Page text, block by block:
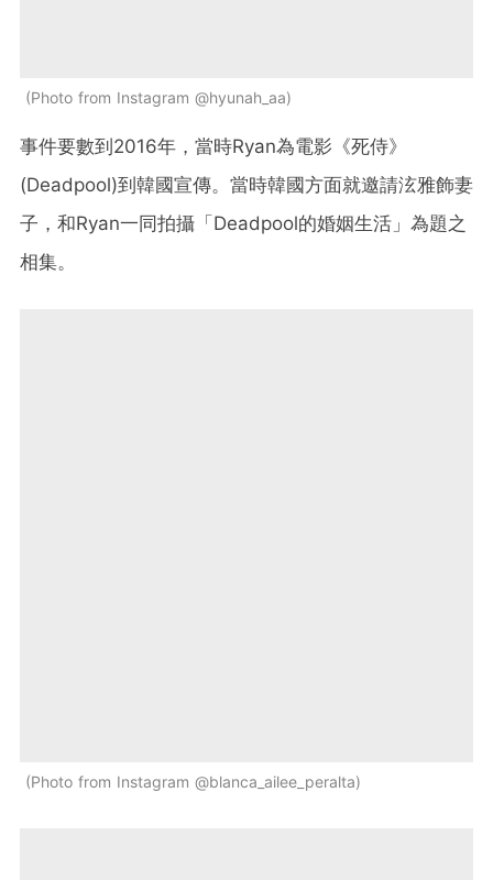
Photo from Instagram @hyunah_aa
事件要數到2016年，當時Ryan為電影《死侍》
(Deadpool)到韓國宣傳。當時韓國方面就邀請泫雅飾妻
子，和Ryan一同拍攝「Deadpool的婚姻生活」為題之
相集。
Photo from Instagram @blanca_ailee_peralta